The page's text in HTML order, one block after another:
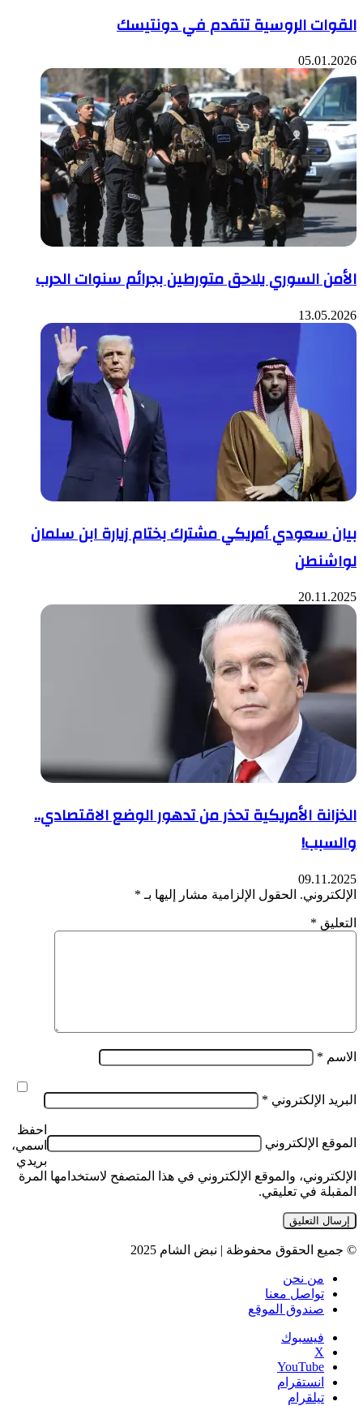
القوات الروسية تتقدم في دونتيسك
05.01.2026
الأمن السوري يلاحق متورطين بجرائم سنوات الحرب
13.05.2026
بيان سعودي أمريكي مشترك بختام زيارة ابن سلمان
لواشنطن
20.11.2025
الخزانة الأمريكية تحذر من تدهور الوضع الاقتصادي..
والسبب!
09.11.2025
الإلكتروني. الحقول الإلزامية مشار إليها بـ *
التعليق *
الاسم *
البريد الإلكتروني *
الموقع الإلكتروني
احفظ
اسمي،
بريدي
الإلكتروني، والموقع الإلكتروني في هذا المتصفح لاستخدامها المرة
المقبلة في تعليقي.
© جميع الحقوق محفوظة | نبض الشام 2025
من نحن
تواصل معنا
صندوق الموقع
فيسبوك
‫X
‫YouTube
انستقرام
تيلقرام